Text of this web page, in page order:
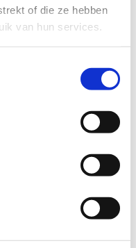
of die ze hebben
van hun services.